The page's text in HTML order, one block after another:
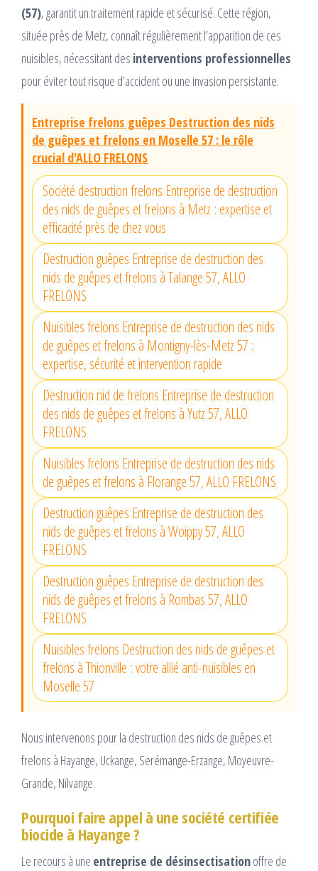
(57), garantit un traitement rapide et sécurisé. Cette région,
située près de Metz, connaît régulièrement l’apparition de ces
nuisibles, nécessitant des interventions professionnelles
pour éviter tout risque d’accident ou une invasion persistante.
Entreprise frelons guêpes Destruction des nids
de guêpes et frelons en Moselle 57 : le rôle
crucial d'ALLO FRELONS
Société destruction frelons Entreprise de destruction
des nids de guêpes et frelons à Metz : expertise et
efficacité près de chez vous
Destruction guêpes Entreprise de destruction des
nids de guêpes et frelons à Talange 57, ALLO
FRELONS
Nuisibles frelons Entreprise de destruction des nids
de guêpes et frelons à Montigny-lès-Metz 57 :
expertise, sécurité et intervention rapide
Destruction nid de frelons Entreprise de destruction
des nids de guêpes et frelons à Yutz 57, ALLO
FRELONS
Nuisibles frelons Entreprise de destruction des nids
de guêpes et frelons à Florange 57, ALLO FRELONS
Destruction guêpes Entreprise de destruction des
nids de guêpes et frelons à Woippy 57, ALLO
FRELONS
Destruction guêpes Entreprise de destruction des
nids de guêpes et frelons à Rombas 57, ALLO
FRELONS
Nuisibles frelons Destruction des nids de guêpes et
frelons à Thionville : votre allié anti-nuisibles en
Moselle 57
Nous intervenons pour la destruction des nids de guêpes et
frelons à Hayange, Uckange, Serémange-Erzange, Moyeuvre-
Grande, Nilvange.
Pourquoi faire appel à une société certifiée
biocide à Hayange ?
Le recours à une entreprise de désinsectisationoffre de